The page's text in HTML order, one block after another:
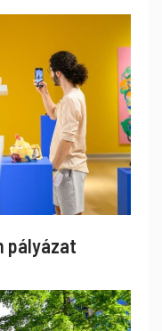
pályázat